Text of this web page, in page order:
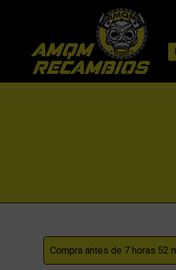
Compra antes de 7 horas 52